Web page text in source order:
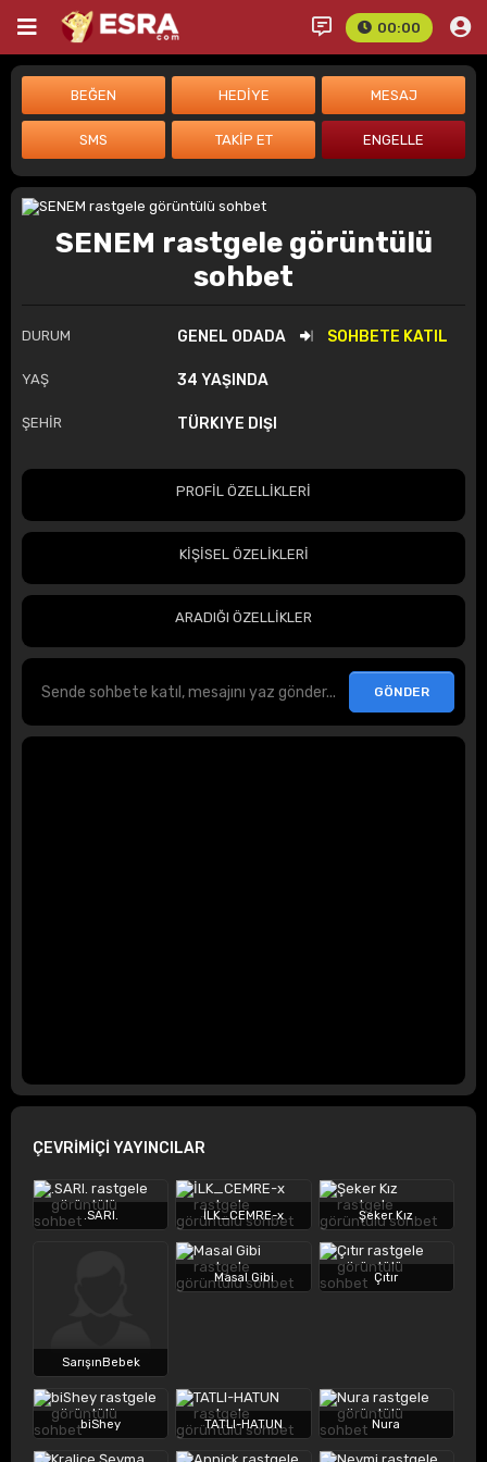
00:00
SENEM rastgele görüntülü
sohbet
DURUM GENEL ODADA SOHBETE KATIL
YAŞ 34 YAŞINDA
ŞEHİR TÜRKIYE DIŞI
PROFİL ÖZELLİKLERİ
KİŞİSEL ÖZELİKLERİ
ARADIĞI ÖZELLİKLER
ÇEVRİMİÇİ YAYINCILAR
.SARI. İLK_CEMRE-x Şeker Kız
SarışınBebek
Masal Gibi Çıtır
biShey TATLI-HATUN Nura